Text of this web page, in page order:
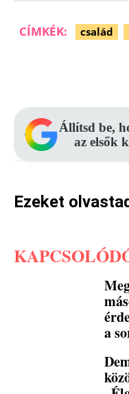
CÍMKÉK: család
Állítsd be,
az elsők
Ezeket
a